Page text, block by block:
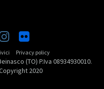
Privacy policy
(TO) P.Iva 08934930010.
2020